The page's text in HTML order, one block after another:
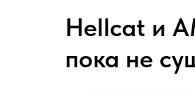
Hellcat и
пока не